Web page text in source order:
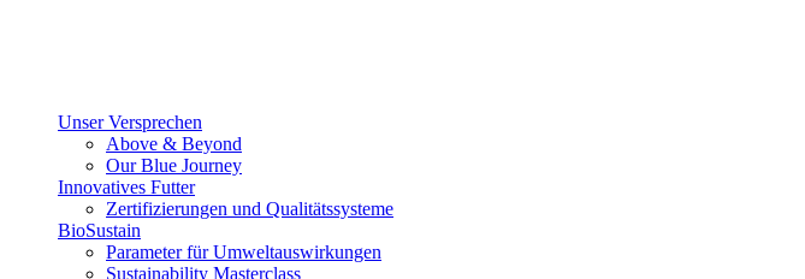
Unser Versprechen
Above & Beyond
Our Blue Journey
Innovatives Futter
Zertifizierungen und Qualitätssysteme
BioSustain
Parameter für Umweltauswirkungen
Sustainability Masterclass